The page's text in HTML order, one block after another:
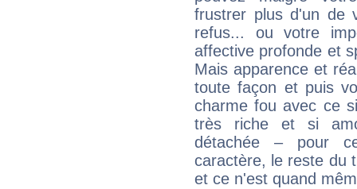
frustrer plus d'un de
refus... ou votre
affective profonde et
Mais apparence et
toute façon et puis
charme fou avec ce
très riche et si
détachée – pour
caractère, le reste du
et ce n'est quand